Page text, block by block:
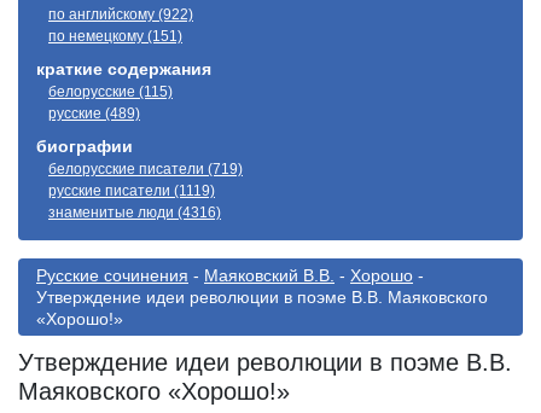
по английскому (922)
по немецкому (151)
краткие содержания
белорусские (115)
русские (489)
биографии
белорусские писатели (719)
русские писатели (1119)
знаменитые люди (4316)
Русские сочинения - Маяковский В.В. - Хорошо -
Утверждение идеи революции в поэме В.В. Маяковского
«Хорошо!»
Утверждение идеи революции в поэме В.В.
Маяковского «Хорошо!»